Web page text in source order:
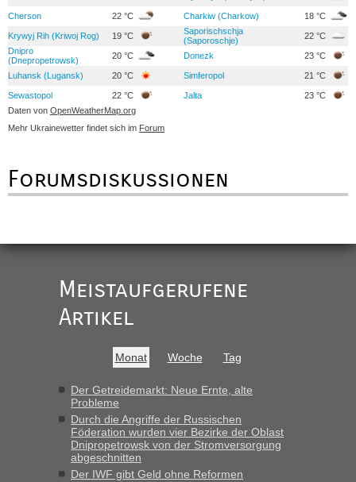
Cherson 22 °C Charkiw (Charkow) 18 °C
Krywyj Rih (Kriwoj Rog) 19 °C
Saporischschja
(Saporoschje)
22 °C
Dnipro
(Dnepropetrowsk)
20 °C Donezk 23 °C
Luhansk (Lugansk) 20 °C Simferopol 21 °C
Sewastopol 22 °C Jalta
23 °C
Daten von OpenWeatherMap.org
Mehr Ukrainewetter findet sich im Forum
Forumsdiskussionen
Meistaufgerufene
Artikel
Monat Woche Tag
Der Getreidemarkt: Neue Ernte, alte
Probleme
Durch die Angriffe der Russischen
Föderation wurden vier Bezirke der Oblast
Dnipropetrowsk von der Stromversorgung
abgeschnitten
Der IWF gibt Geld ohne Reformen